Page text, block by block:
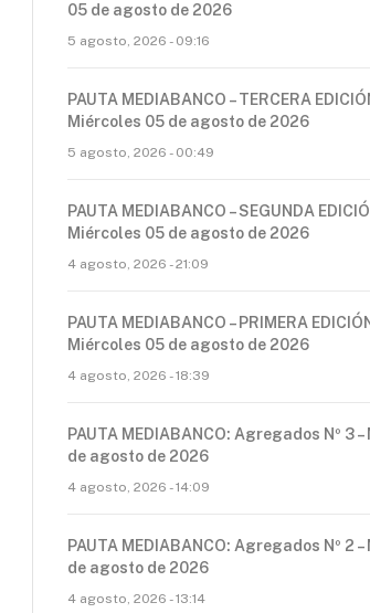
05 de agosto de 2026
5 agosto, 2026 - 09:16
PAUTA MEDIABANCO – TERCERA
Miércoles 05 de agosto de 2026
5 agosto, 2026 - 00:49
PAUTA MEDIABANCO – SEGUNDA
Miércoles 05 de agosto de 2026
4 agosto, 2026 - 21:09
PAUTA MEDIABANCO – PRIMERA
Miércoles 05 de agosto de 2026
4 agosto, 2026 - 18:39
PAUTA MEDIABANCO: Agregados Nº 3
de agosto de 2026
4 agosto, 2026 - 14:09
PAUTA MEDIABANCO: Agregados Nº 2
de agosto de 2026
4 agosto, 2026 - 13:14